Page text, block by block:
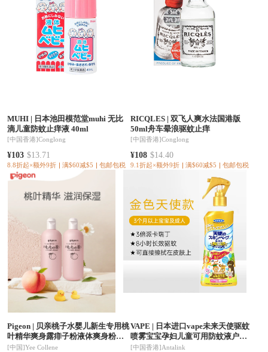
MUHI| 日本池田模范堂muhi 无比
滴儿童防蚊止痒液 40ml
[中国香港]Conglong
¥103 $13.71
8.8折起×额外9折 满$60减$5 包邮包税
RICQLES |双飞人爽水法国港版
50ml舟车晕浪驱蚊止痒
[中国香港]Conglong
¥108 $14.40
9.1折起×额外9折 满$60减$5 包邮包税
Pigeon| 贝亲桃子水婴儿新生专用桃
叶精华爽身露痱子粉液体爽身粉
200ml*2
[中国]Yee Collene
VAPE | 日本进口vape未来天使驱蚊
喷雾宝宝孕妇儿童可用防蚊液户外
金色天使款200ml
[中国香港]Antalink